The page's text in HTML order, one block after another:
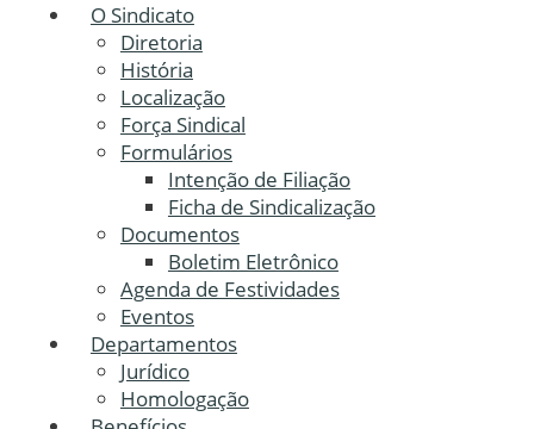
O Sindicato
Diretoria
História
Localização
Força Sindical
Formulários
Intenção de Filiação
Ficha de Sindicalização
Documentos
Boletim Eletrônico
Agenda de Festividades
Eventos
Departamentos
Jurídico
Homologação